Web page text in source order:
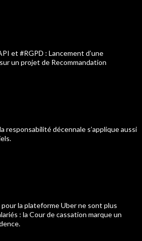
et #RGPD : Lancement d’une
un projet de Recommandation
responsabilité décennale s’applique aussi
la plateforme Uber ne sont plus
: la Cour de cassation marque un